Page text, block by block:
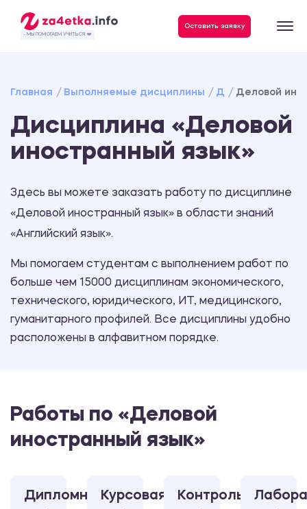
- МЫ ПОМОГАЕМ УЧИТЬСЯ ❤️
Оставить заявку
Главная Выполняемые дисциплины Д Деловой
Дисциплина «Деловой
иностранный язык»
Здесь вы можете заказать работу по дисциплине
«Деловой иностранный язык» в области знаний
«Английский язык».
Мы помогаем студентам с выполнением работ по
больше чем 15000 дисциплинам экономического,
технического, юридического, ИТ, медицинского,
гуманитарного профилей. Все дисциплины удобно
расположены в алфавитном порядке.
Работы по «Деловой
иностранный язык»
ДипломнаяКурсовая
Контрольная